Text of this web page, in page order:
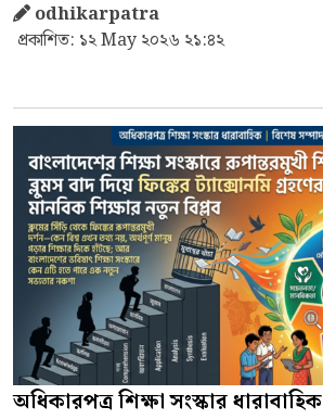
odhikarpatra
প্রকাশিত: ১২ May ২০২৬ ২১:৪২
অধিকারপত্রশিক্ষাসংস্কারধারাবাহিক